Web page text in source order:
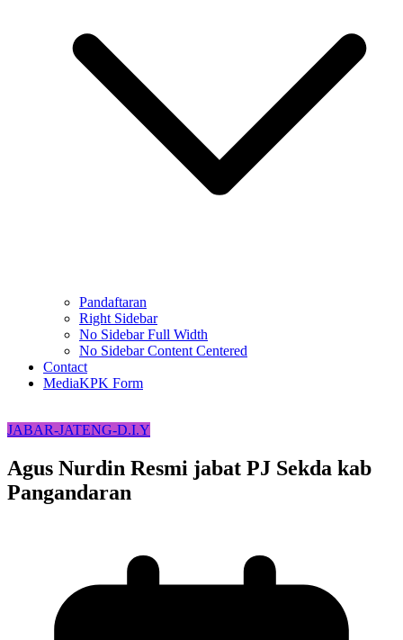
Pandaftaran
Right Sidebar
No Sidebar Full Width
No Sidebar Content Centered
Contact
MediaKPK Form
JABAR-JATENG-D.I.Y
Agus Nurdin Resmi jabat PJ Sekda kab
Pangandaran